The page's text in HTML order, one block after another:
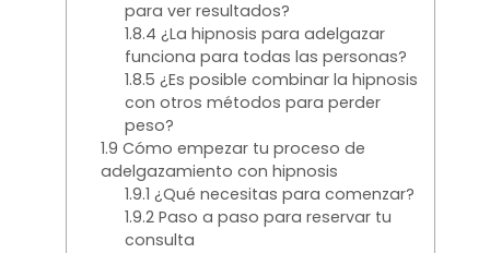
para ver resultados?
1.8.4 ¿La hipnosis para adelgazar
funciona para todas las personas?
1.8.5 ¿Es posible combinar la hipnosis
con otros métodos para perder
peso?
1.9 Cómo empezar tu proceso de
adelgazamiento con hipnosis
1.9.1 ¿Qué necesitas para comenzar?
1.9.2Paso a paso para reservar tu
consulta